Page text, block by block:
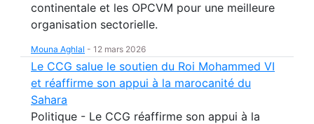
continentale et les OPCVM pour une meilleure
organisation sectorielle.
Mouna Aghlal - 12 mars 2026
Le CCG salue le soutien du Roi Mohammed VI
et réaffirme son appui à la marocanité du
Sahara
Politique - Le CCG réaffirme son appui à la